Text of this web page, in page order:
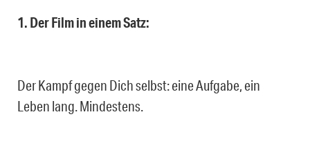
1. Der Film in einem Satz:
Der Kampf gegen Dich selbst: eine Aufgabe, ein
Leben lang. Mindestens.